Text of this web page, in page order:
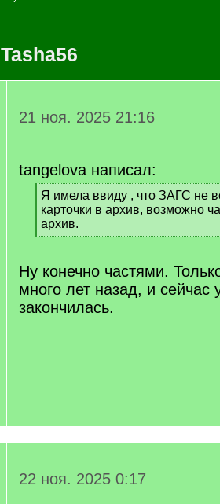
Tasha56
21 ноя. 2025 21:16
tangelova написал:
[
q
]
Я имела ввиду , что ЗАГС не
карточки в архив, возможно
архив.
[
q
]
Ну конечно частями.
много лет назад, и сейчас
закончилась.
22 ноя. 2025 0:17